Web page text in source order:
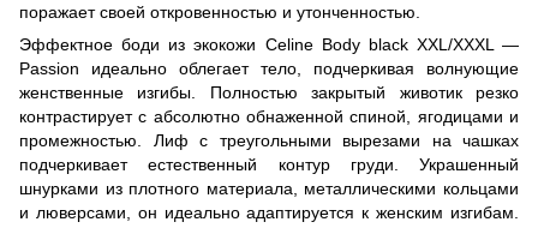
поражает своей откровенностью и утонченностью.
Эффектное боди из экокожи Celine Body black XXL/XXXL —
Passion идеально облегает тело, подчеркивая волнующие
женственные изгибы. Полностью закрытый животик резко
контрастирует с абсолютно обнаженной спиной, ягодицами и
промежностью. Лиф с треугольными вырезами на чашках
подчеркивает естественный контур груди. Украшенный
шнурками из плотного материала, металлическими кольцами
и люверсами, он идеально адаптируется к женским изгибам.